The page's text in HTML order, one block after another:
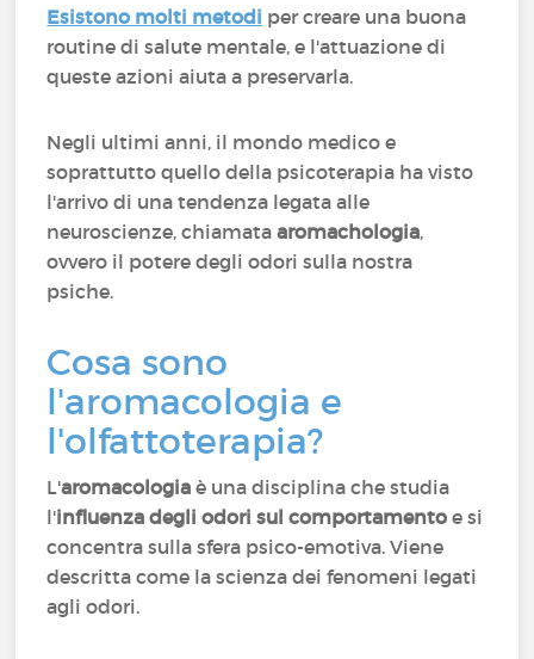
Esistono molti metodi per creare una buona
routine di salute mentale, e l'attuazione di
queste azioni aiuta a preservarla.
Negli ultimi anni, il mondo medico e
soprattutto quello della psicoterapia ha visto
l'arrivo di una tendenza legata alle
neuroscienze, chiamataaromachologia,
ovvero il potere degli odori sulla nostra
psiche.
Cosa sono
l'aromacologia e
l'olfattoterapia?
L'aromacologia è una disciplina che studia
l'influenza degli odori sul comportamento e si
concentra sulla sfera psico-emotiva. Viene
descritta come la scienza dei fenomeni legati
agli odori.